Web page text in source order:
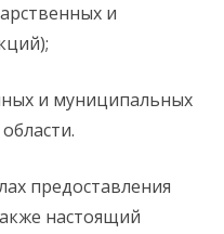
и
и муниципальных
предоставления
настоящий